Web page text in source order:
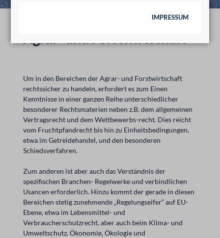
IMPRESSUM
Um in den Bereichen der Agrar- und Forstwirtschaft
rechtssicher zu handeln, erfordert es zum Einen
Kenntnisse in einer ganzen Reihe unterschiedlicher
besonderer Rechtsmaterien neben z.B. dem allgemeinen
Vertragsrecht und dem Wettbewerbs-recht. Dies reicht
vom Fruchtpfandrecht bis hin zu Einheitsbedingungen,
etwa im Getreidehandel, und den besonderen
Schiedsverfahren.
Zum anderen ist aber auch das Verständnis der
spezifischen Branchen- Regelwerke und verbindlichen
Usancen erforderlich. Hinzu kommt der gerade in diesen
Bereichen stetig zunehmende „Regelungseifer“ auf EU-
Ebene, etwa im Lebensmittel- und
Verbraucherschutzrecht, aber auch beim Klima- und
Umweltschutz. Ökonomie, Ökologie und